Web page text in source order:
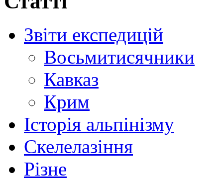
Звіти експедицій
Восьмитисячники
Кавказ
Крим
Історія альпінізму
Скелелазіння
Різне